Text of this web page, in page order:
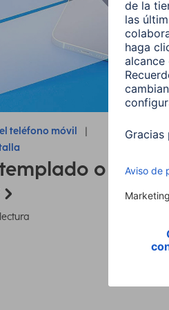
teléfono móvil
o